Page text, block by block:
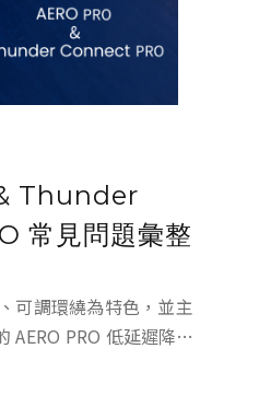
Thunder
常見問題彙整
AERO PRO 低延遲降噪
預購期間內，就吸引